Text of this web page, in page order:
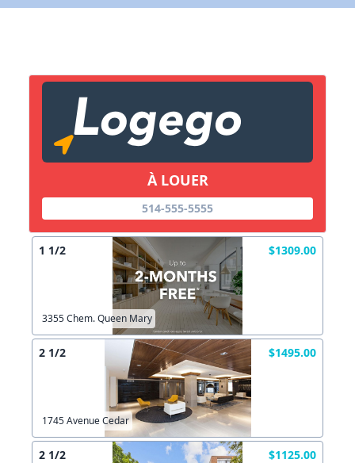
À LOUER
514-555-5555
1 1/2 $1309.00
3355 Chem. Queen Mary
2 1/2 $1495.00
1745 Avenue Cedar
2 1/2 $1125.00
X Fermer Envoyez
Copier lien
X Fermer